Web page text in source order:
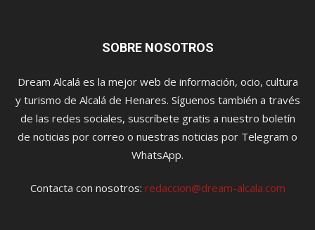
SOBRE NOSOTROS
Dream Alcalá es la mejor web de información, ocio, cultura
y turismo de Alcalá de Henares. Síguenos también a través
de las redes sociales, suscríbete gratis a nuestro boletín
de noticias por correo o nuestras noticias por Telegram o
WhatsApp.
Contacta con nosotros: redaccion@dream-alcala.com